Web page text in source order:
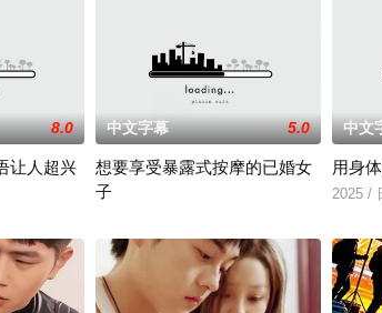
夫过着两家的生活。一天，他的密友敏珠发现了这个事
8.0
让人超兴
中文字幕 5.0
想要享受暴露式按摩的已婚女
子
中文
用身
2025 /